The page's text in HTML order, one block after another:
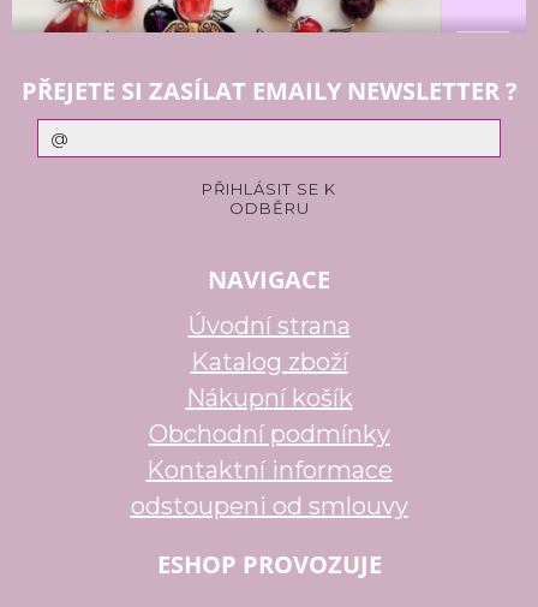
PŘEJETE SI ZASÍLAT EMAILY NEWSLETTER ?
NAVIGACE
Úvodní strana
Katalog zboží
Nákupní košík
Obchodní podmínky
Kontaktní informace
odstoupeni od smlouvy
ESHOP PROVOZUJE